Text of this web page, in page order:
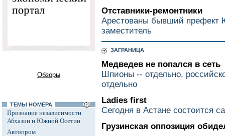
Обзоры
ТЕМЫ НОМЕРА
Признание независимости
Абхазии и Южной Осетии
Автопром
Отставники-ремонтники
Арестованы бывший префект
заместитель
ЗАГРАНИЦА
Медведев не попался в сеть
Шпионы -- отдельно,
отдельно
Ladies first
Сегодня в Астане состоится
Грузинская оппозиция